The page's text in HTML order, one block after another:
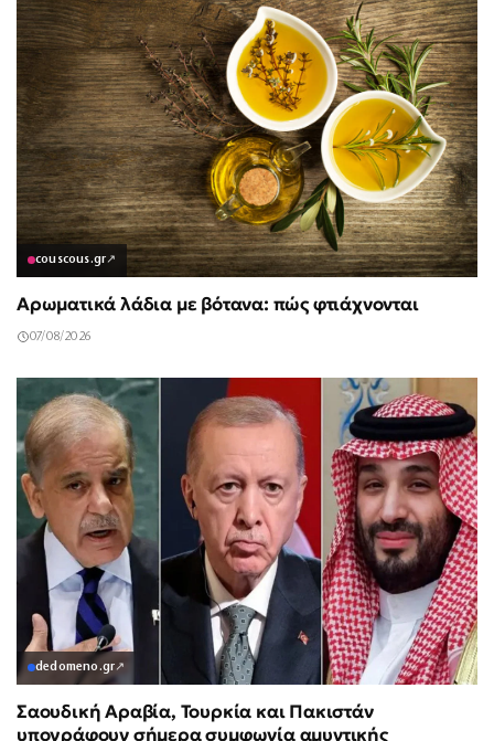
couscous.gr↗
Αρωματικά λάδια με βότανα: πώς φτιάχνονται
07/08/2026
dedomeno.gr↗
Σαουδική Αραβία, Τουρκία και Πακιστάν
υπογράφουν σήμερα συμφωνία αμυντικής